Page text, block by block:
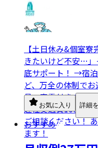
【土日休み&個室
きたいけど不安…」
底サポート！ →宿
ど、万全の体制で
具・家電付きのワ
赴任交通費100%支
ご相談ください！
ます！
お気に入り 詳細
おすすめ